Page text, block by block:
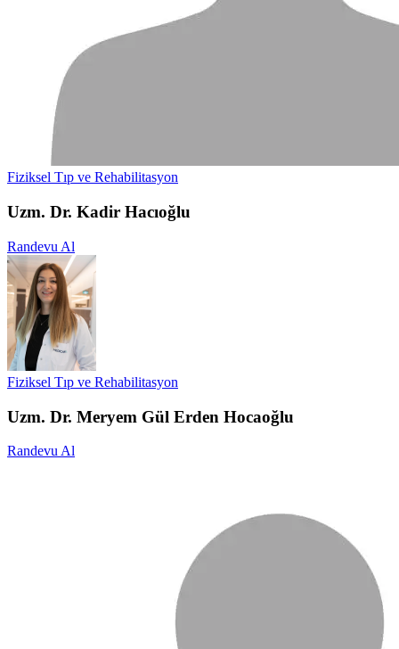
Fiziksel Tıp ve Rehabilitasyon
Uzm. Dr. Kadir Hacıoğlu
Randevu Al
Fiziksel Tıp ve Rehabilitasyon
Uzm. Dr. Meryem Gül Erden Hocaoğlu
Randevu Al